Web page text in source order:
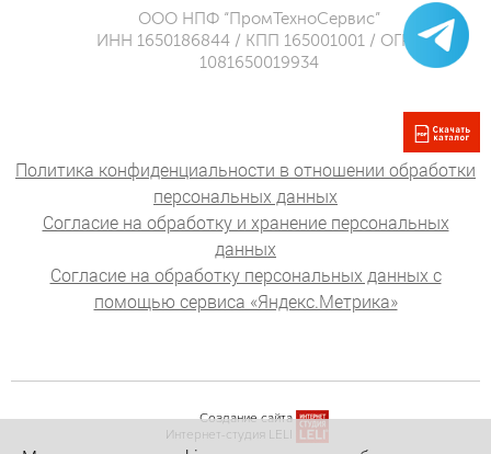
ООО НПФ “ПромТехноСервис”
ИНН 1650186844 / КПП 165001001 / ОГРН
1081650019934
Политика конфиденциальности в отношении обработки
персональных данных
Согласие на обработку и хранение персональных
данных
Согласие на обработку персональных данных с
помощью сервиса «Яндекс.Метрика»
Создание сайта
Интернет-студия LELI